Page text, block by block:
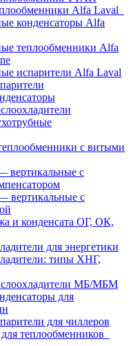
Alfa Laval
конденсаторы Alfa
теплообменники Alfa
испарители Alfa Laval
с витыми
с
с
и конденсата ОГ, ОК,
для энергетики
типы ХНГ,
МБ/МБМ
для
для чиллеров
теплообменников